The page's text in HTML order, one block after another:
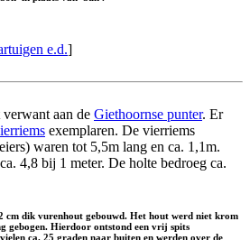
e.d.]
aan de Giethoornse punter. Er
exemplaren. De vierriems
waren tot 5,5m lang en ca. 1,1m.
4,8 bij 1 meter. De holte bedroeg ca.
cm dik vurenhout gebouwd. Het hout werd niet krom
gebogen. Hierdoor ontstond een vrij spits
ca. 25 graden naar buiten en werden over de